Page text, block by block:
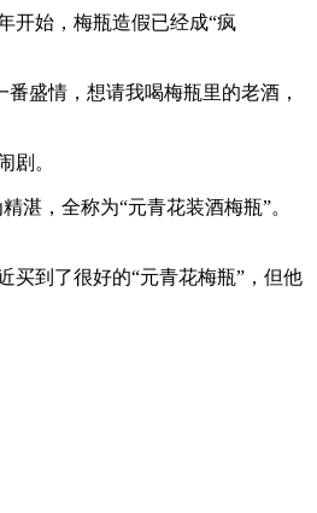
开始，梅瓶造假已经成“疯
盛情，想请我喝梅瓶里的老酒，
剧。
湛，全称为“元青花装酒梅瓶”。
买到了很好的“元青花梅瓶”，但他